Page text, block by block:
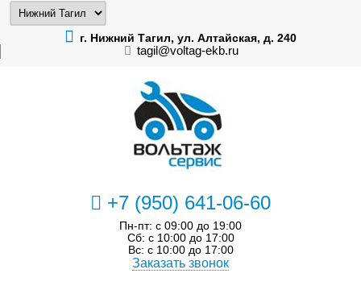
г. Нижний Тагил, ул. Алтайская, д. 240
tagil@voltag-ekb.ru
+7 (950) 641-06-60
Пн-пт: с 09:00 до 19:00
Сб: с 10:00 до 17:00
Вс: с 10:00 до 17:00
Заказать звонок